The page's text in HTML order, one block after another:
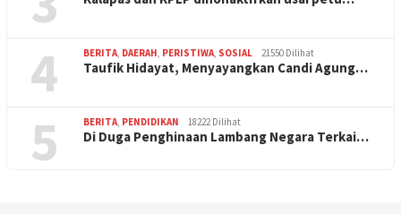
4 BERITA DAERAH PERISTIWA SOSIAL 21550 Dilihat
Taufik Hidayat, Menyayangkan Candi Agung…
5 BERITA PENDIDIKAN 18222 Dilihat
Di Duga Penghinaan Lambang Negara Terkai…